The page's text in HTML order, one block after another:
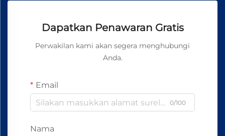
Dapatkan Penawaran Gratis
Perwakilan kami akan segera menghubungi
Anda.
Email
0/100
Nama